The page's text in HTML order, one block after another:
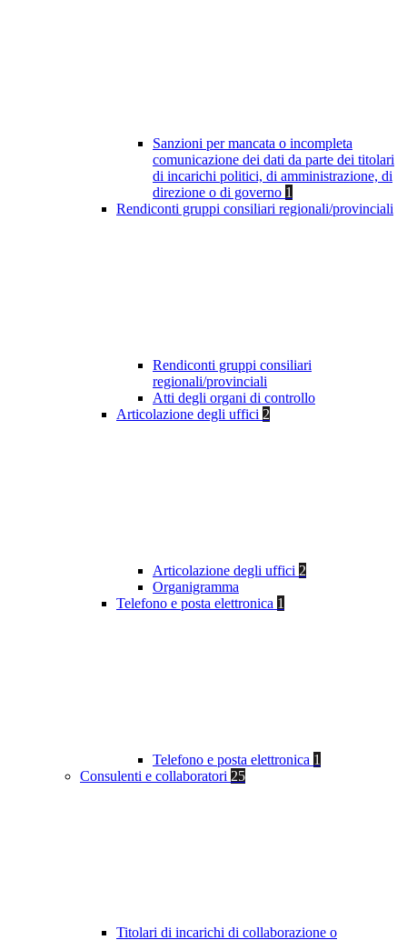
Sanzioni per mancata o incompleta
comunicazione dei dati da parte dei titolari
di incarichi politici, di amministrazione, di
direzione o di governo 1
Rendiconti gruppi consiliari regionali/provinciali
Rendiconti gruppi consiliari
regionali/provinciali
Atti degli organi di controllo
Articolazione degli uffici 2
Articolazione degli uffici 2
Organigramma
Telefono e posta elettronica 1
Telefono e posta elettronica 1
Consulenti e collaboratori 25
Titolari di incarichi di collaborazione o